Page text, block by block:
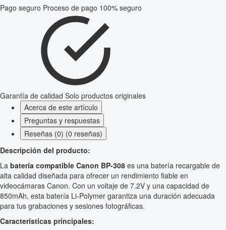
Pago seguro Proceso de pago 100% seguro
Garantía de calidad Solo productos originales
Acerca de este artículo
Preguntas y respuestas
Reseñas (0) (0 reseñas)
Descripción del producto:
La batería compatible Canon BP-308 es una batería recargable de
alta calidad diseñada para ofrecer un rendimiento fiable en
videocámaras Canon. Con un voltaje de 7.2V y una capacidad de
850mAh, esta batería Li-Polymer garantiza una duración adecuada
para tus grabaciones y sesiones fotográficas.
Características principales: